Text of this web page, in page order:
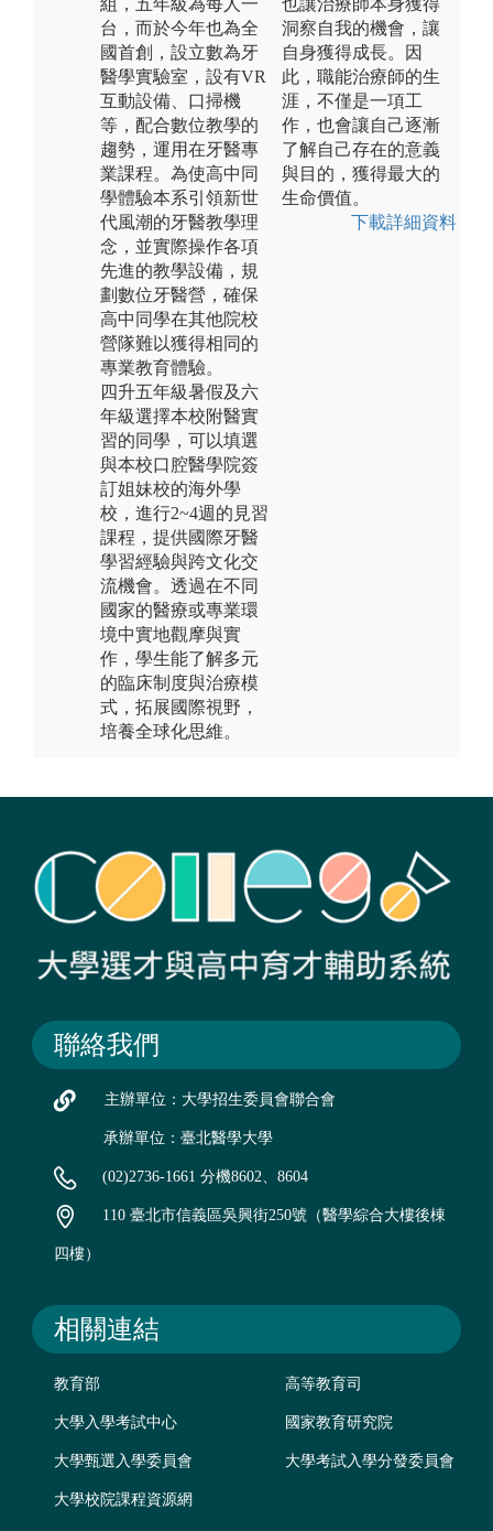
台，而於今年也為全
國首創，設立數為牙
醫學實驗室，設有VR
互動設備、口掃機
等，配合數位教學的
趨勢，運用在牙醫專
業課程。為使高中同
學體驗本系引領新世
代風潮的牙醫教學理
念，並實際操作各項
先進的教學設備，規
劃數位牙醫營，確保
高中同學在其他院校
營隊難以獲得相同的
專業教育體驗。
四升五年級暑假及六
年級選擇本校附醫實
習的同學，可以填選
與本校口腔醫學院簽
訂姐妹校的海外學
校，進行2~4週的見習
課程，提供國際牙醫
學習經驗與跨文化交
流機會。透過在不同
國家的醫療或專業環
境中實地觀摩與實
作，學生能了解多元
的臨床制度與治療模
式，拓展國際視野，
培養全球化思維。
洞察自我的機會，讓
自身獲得成長。因
此，職能治療師的生
涯，不僅是一項工
作，也會讓自己逐漸
了解自己存在的意義
與目的，獲得最大的
生命價值。
下載詳細資料
聯絡我們
主辦單位：大學招生委員會聯合會
承辦單位：臺北醫學大學
(02)2736-1661 分機8602、8604
110 臺北市信義區吳興街250號（醫學綜合大樓後棟
四樓）
相關連結
教育部 高等教育司
大學入學考試中心 國家教育研究院
大學甄選入學委員會 大學考試入學分發委員會
大學校院課程資源網